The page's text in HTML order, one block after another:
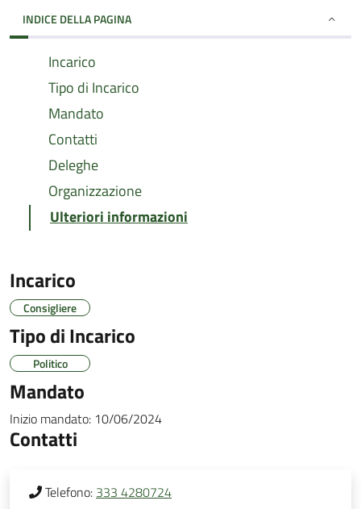
INDICE DELLA PAGINA
Incarico
Tipo di Incarico
Mandato
Contatti
Deleghe
Organizzazione
Ulteriori informazioni
Incarico
Consigliere
Tipo di Incarico
Politico
Mandato
Inizio mandato: 10/06/2024
Contatti
Telefono: 333 4280724